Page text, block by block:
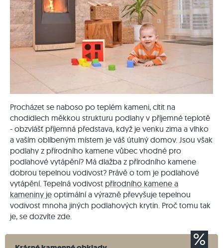
Procházet se naboso po teplém kameni, cítit na
chodidlech měkkou strukturu podlahy v příjemné teplotě
- obzvlášť příjemná představa, když je venku zima a vlhko
a vaším oblíbeným místem je váš útulný domov. Jsou však
podlahy z přírodního kamene vůbec vhodné pro
podlahové vytápění? Má dlažba z přírodního kamene
dobrou tepelnou vodivost? Právě o tom je podlahové
vytápění. Tepelná vodivost přírodního kamene a
kameniny je optimální a výrazně převyšuje tepelnou
vodivost mnoha jiných podlahových krytin. Proč tomu tak
je, se dozvíte zde.